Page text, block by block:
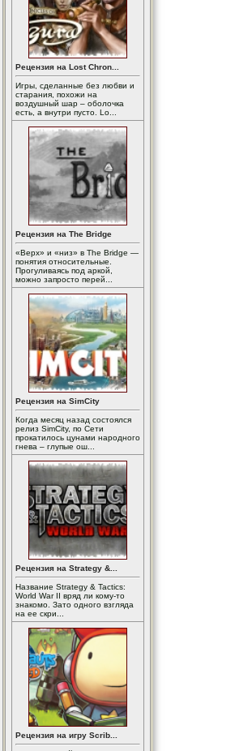
Рецензия на Lost Chron...
Игры, сделанные без любви и
старания, похожи на
воздушный шар – оболочка
есть, а внутри пусто. Lo...
Рецензия на The Bridge
«Верх» и «низ» в The Bridge —
понятия относительные.
Прогуливаясь под аркой,
можно запросто перей...
Рецензия на SimCity
Когда месяц назад состоялся
релиз SimCity, по Сети
прокатилось цунами народного
гнева – глупые ош...
Рецензия на Strategy &...
Название Strategy & Tactics:
World War II вряд ли кому-то
знакомо. Зато одного взгляда
на ее скри...
Рецензия на игру Scrib...